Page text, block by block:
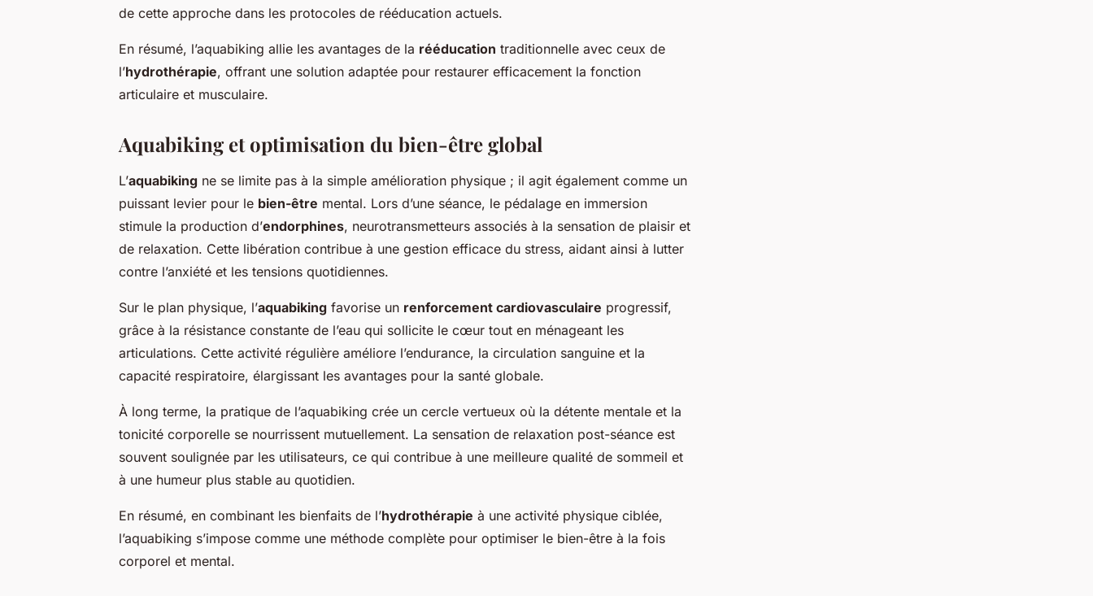
de cette approche dans les protocoles de rééducation actuels.
En résumé, l’aquabiking allie les avantages de la rééducation traditionnelle avec ceux de
l’hydrothérapie, offrant une solution adaptée pour restaurer efficacement la fonction
articulaire et musculaire.
Aquabiking et optimisation du bien-être global
L’aquabiking ne se limite pas à la simple amélioration physique ; il agit également comme un
puissant levier pour le bien-être mental. Lors d’une séance, le pédalage en immersion
stimule la production d’endorphines, neurotransmetteurs associés à la sensation de plaisir et
de relaxation. Cette libération contribue à une gestion efficace du stress, aidant ainsi à lutter
contre l’anxiété et les tensions quotidiennes.
Sur le plan physique, l’aquabiking favorise un renforcement cardiovasculaire progressif,
grâce à la résistance constante de l’eau qui sollicite le cœur tout en ménageant les
articulations. Cette activité régulière améliore l’endurance, la circulation sanguine et la
capacité respiratoire, élargissant les avantages pour la santé globale.
À long terme, la pratique de l’aquabiking crée un cercle vertueux où la détente mentale et la
tonicité corporelle se nourrissent mutuellement. La sensation de relaxation post-séance est
souvent soulignée par les utilisateurs, ce qui contribue à une meilleure qualité de sommeil et
à une humeur plus stable au quotidien.
En résumé, en combinant les bienfaits de l’hydrothérapie à une activité physique ciblée,
l’aquabiking s’impose comme une méthode complète pour optimiser le bien-être à la fois
corporel et mental.